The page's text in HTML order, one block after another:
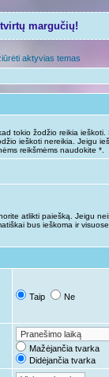
margučių!
aktyvias temas
tokio žodžio reikia ieškoti.
ieškoti nereikia. Jeigu
reikšmėms naudokite *.
atlikti paiešką. Jeigu
bus ieškoma ir
Taip Ne
Mažėjančia tvarka
Didėjančia tvarka